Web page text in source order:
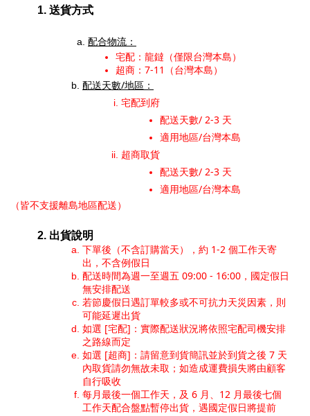
送貨方式
配合物流：
宅配：龍鐽（僅限台灣本島）
超商：7-11（台灣本島）
配送天數/地區：
宅配到府
配送天數/ 2-3 天
適用地區/台灣本島
超商取貨
配送天數/ 2-3 天
適用地區/台灣本島
（皆不支援離島地區配送）
出貨說明
下單後（不含訂購當天），約 1-2 個工作天寄
出，不含例假日
配送時間為週一至週五 09:00 - 16:00，國定假日
無安排配送
若節慶假日遇訂單較多或不可抗力天災因素，則
可能延遲出貨
如選 [宅配]：實際配送狀況將依照宅配司機安排
之路線而定
如選 [超商]：請留意到貨簡訊並於到貨之後 7 天
內取貨請勿無故未取；如造成運費損失將由顧客
自行吸收
每月最後一個工作天，及 6 月、12 月最後七個
工作天配合盤點暫停出貨，遇國定假日將提前